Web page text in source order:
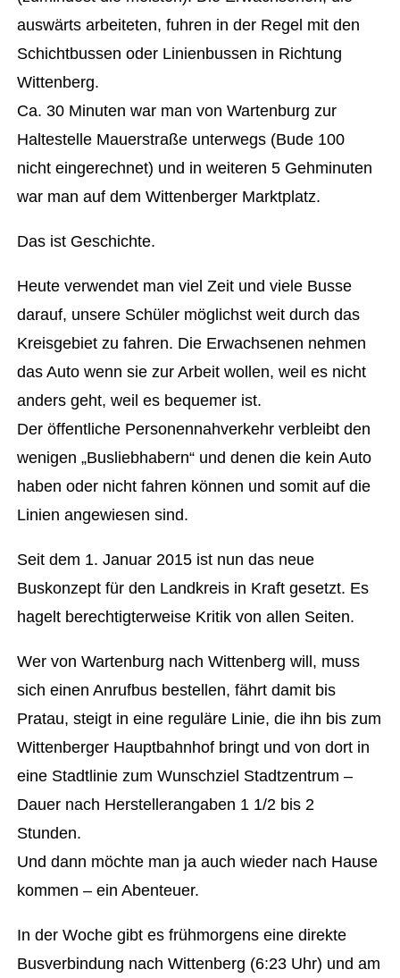
auswärts arbeiteten, fuhren in der Regel mit den
Schichtbussen oder Linienbussen in Richtung
Wittenberg.
Ca. 30 Minuten war man von Wartenburg zur
Haltestelle Mauerstraße unterwegs (Bude 100
nicht eingerechnet) und in weiteren 5 Gehminuten
war man auf dem Wittenberger Marktplatz.
Das ist Geschichte.
Heute verwendet man viel Zeit und viele Busse
darauf, unsere Schüler möglichst weit durch das
Kreisgebiet zu fahren. Die Erwachsenen nehmen
das Auto wenn sie zur Arbeit wollen, weil es nicht
anders geht, weil es bequemer ist.
Der öffentliche Personennahverkehr verbleibt den
wenigen „Busliebhabern“ und denen die kein Auto
haben oder nicht fahren können und somit auf die
Linien angewiesen sind.
Seit dem 1. Januar 2015 ist nun das neue
Buskonzept für den Landkreis in Kraft gesetzt. Es
hagelt berechtigterweise Kritik von allen Seiten.
Wer von Wartenburg nach Wittenberg will, muss
sich einen Anrufbus bestellen, fährt damit bis
Pratau, steigt in eine reguläre Linie, die ihn bis zum
Wittenberger Hauptbahnhof bringt und von dort in
eine Stadtlinie zum Wunschziel Stadtzentrum –
Dauer nach Herstellerangaben 1 1/2 bis 2
Stunden.
Und dann möchte man ja auch wieder nach Hause
kommen – ein Abenteuer.
In der Woche gibt es frühmorgens eine direkte
Busverbindung nach Wittenberg (6:23 Uhr) und am